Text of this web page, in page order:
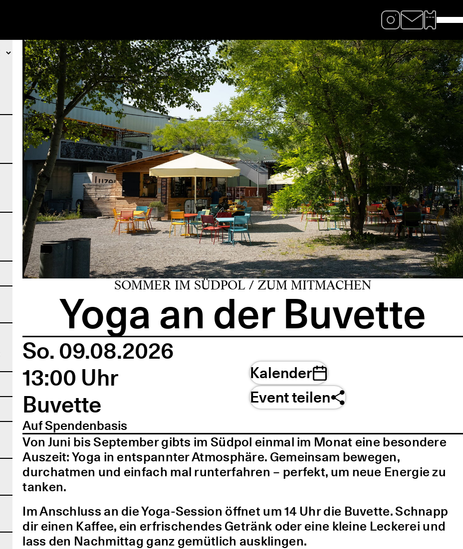
SOMMER IM SÜDPOL / ZUM MITMACHEN
Yoga an der Buvette
So. 09.08.2026
13:00 Uhr
Buvette
Auf Spendenbasis
Kalender
Event teilen
Von Juni bis September gibts im Südpol einmal im Monat eine besondere
Auszeit: Yoga in entspannter Atmosphäre. Gemeinsam bewegen,
durchatmen und einfach mal runterfahren – perfekt, um neue Energie zu
tanken.
Im Anschluss an die Yoga-Session öffnet um 14 Uhr die Buvette. Schnapp
dir einen Kaffee, ein erfrischendes Getränk oder eine kleine Leckerei und
lass den Nachmittag ganz gemütlich ausklingen.